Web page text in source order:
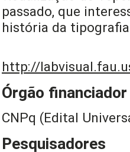
passado, que
história da
http://
Órgão financiador
CNPq (Edital
Pesquisadores